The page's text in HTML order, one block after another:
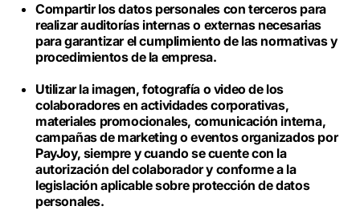
Compartir los datos personales con terceros para
realizar auditorías internas o externas necesarias
para garantizar el cumplimiento de las normativas y
procedimientos de la empresa.
Utilizar la imagen, fotografía o video de los
colaboradores en actividades corporativas,
materiales promocionales, comunicación interna,
campañas de marketing o eventos organizados por
PayJoy, siempre y cuando se cuente con la
autorización del colaborador y conforme a la
legislación aplicable sobre protección de datos
personales.